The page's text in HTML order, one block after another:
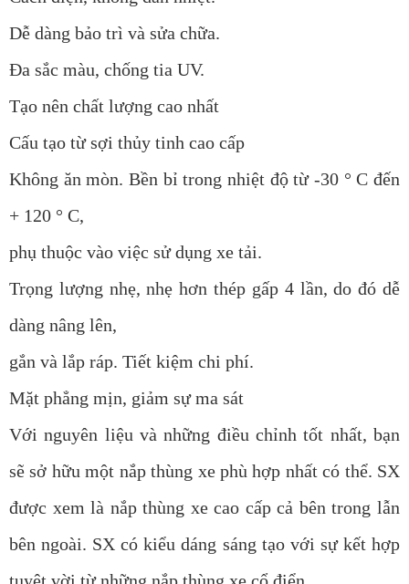
Dễ dàng bảo trì và sửa chữa.
Đa sắc màu, chống tia UV.
Tạo nên chất lượng cao nhất
Cấu tạo từ sợi thủy tinh cao cấp
Không ăn mòn. Bền bỉ trong nhiệt độ từ -30 ° C đến
+ 120 ° C,
phụ thuộc vào việc sử dụng xe tải.
Trọng lượng nhẹ, nhẹ hơn thép gấp 4 lần, do đó dễ
dàng nâng lên,
gắn và lắp ráp. Tiết kiệm chi phí.
Mặt phẳng mịn, giảm sự ma sát
Với nguyên liệu và những điều chỉnh tốt nhất, bạn
sẽ sở hữu một nắp thùng xe phù hợp nhất có thể. SX
được xem là nắp thùng xe cao cấp cả bên trong lẫn
bên ngoài. SX có kiểu dáng sáng tạo với sự kết hợp